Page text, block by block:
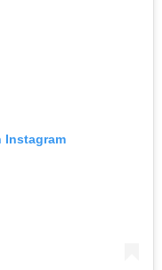
Instagram